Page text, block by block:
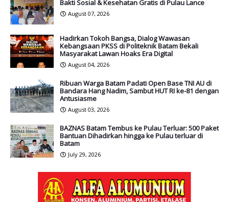
Bakti Sosial & Kesehatan Gratis di Pulau Lance
August 07, 2026
Hadirkan Tokoh Bangsa, Dialog Wawasan
Kebangsaan PKSS di Politeknik Batam Bekali
Masyarakat Lawan Hoaks Era Digital
August 04, 2026
Ribuan Warga Batam Padati Open Base TNI AU di
Bandara Hang Nadim, Sambut HUT RI ke-81 dengan
Antusiasme
August 03, 2026
BAZNAS Batam Tembus ke Pulau Terluar: 500 Paket
Bantuan Dihadirkan hingga ke Pulau terluar di
Batam
July 29, 2026